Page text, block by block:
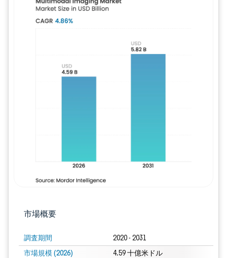
市場概要
調査期間 2020 - 2031
市場規模 (2026) 4.59 十億米ドル